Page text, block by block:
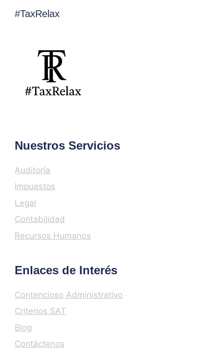
#TaxRelax
Nuestros Servicios
Auditoría
Impuestos
Legal
Contabilidad
Recursos Humanos
Enlaces de Interés
Contencioso Administrativo
Criterios SAT
Blog
Contáctenos